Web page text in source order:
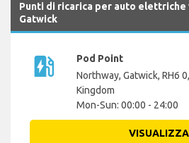
Punti di ricarica per auto
Gatwick
ev_station
Pod Point
Northway, Gatwick, RH6
Kingdom
Mon-Sun: 00:00 - 24:00
VISUALIZZA